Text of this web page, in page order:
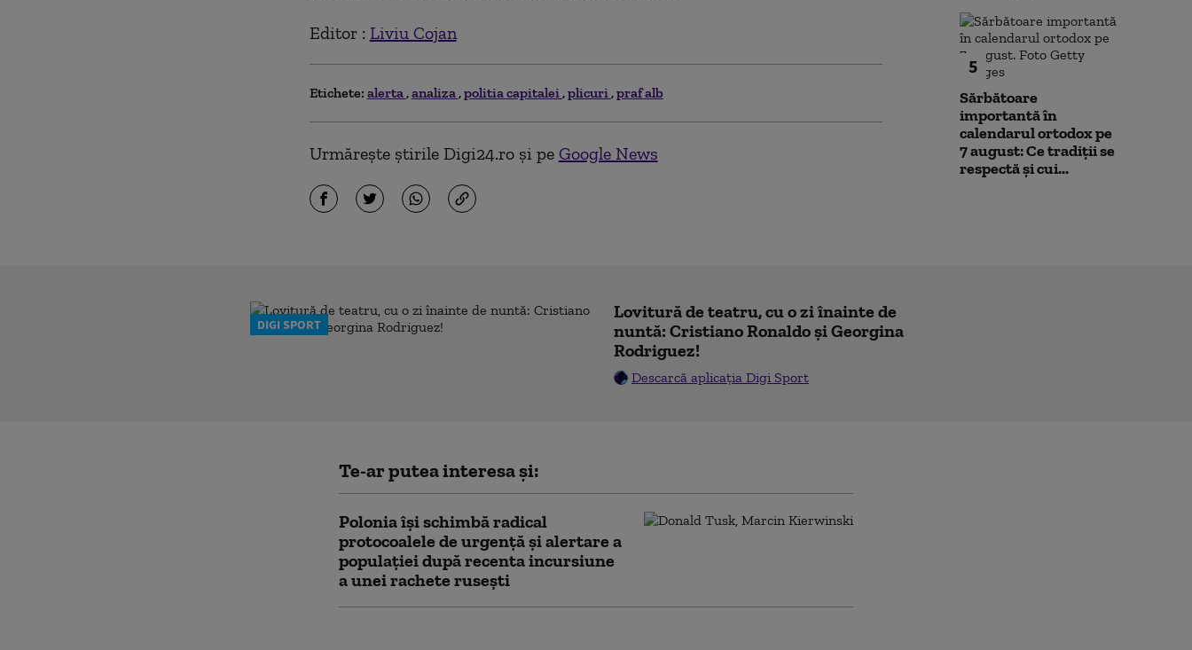
Editor : Liviu Cojan
Etichete: alerta analiza politia capitalei plicuri praf alb
Urmărește știrile Digi24.ro și pe Google News
5
Sărbătoare
importantă în
calendarul ortodox pe
7 august: Ce tradiții se
respectă și cui...
DIGI SPORT
Lovitură de teatru, cu o zi înainte de
nuntă: Cristiano Ronaldo și Georgina
Rodriguez!
Descarcă aplicația Digi Sport
Te-ar putea interesa și:
Polonia îşi schimbă radical
protocoalele de urgență și alertare a
populaţiei după recenta incursiune
a unei rachete ruseşti